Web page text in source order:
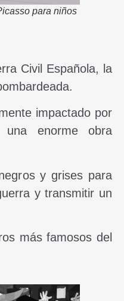
para niños
Civil Española, la
impactado por
enorme obra
y grises para
y transmitir un
más famosos del